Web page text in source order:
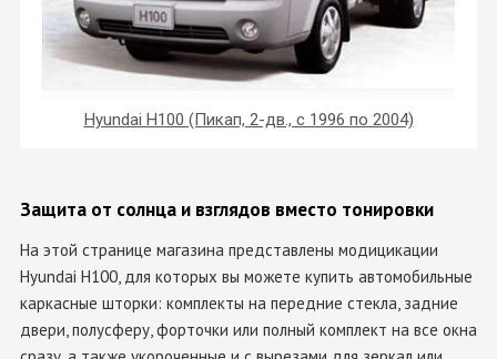
Hyundai H100 (Пикап, 2-дв., с 1996 по 2004)
Защита от солнца и взглядов вместо тонировки
На этой странице магазина представлены модицикации
Hyundai H100, для которых вы можете купить автомобильные
каркасные шторки: комплекты на передние стекла, задние
двери, полусферу, форточки или полный комплект на все окна